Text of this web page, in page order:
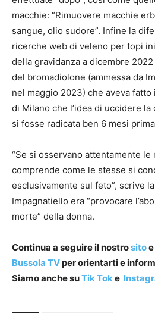
macchie: “Rimuovere macchie
sangue, olio sudore”. Infine la
ricerche web di veleno per topi
della gravidanza a dicembre
del bromadiolone (ammessa da
nel maggio 2023) che aveva
di Milano che l’idea di uccidere la
si fosse radicata ben 6 mesi
“Se si osservano attentamente
comprende come le stesse si
esclusivamente sul feto”, scrive
Impagnatiello era “provocare
morte” della donna.
Continua a seguire il nostrosito
Bussola TVper orientarti e
Siamo anche suTik Toke